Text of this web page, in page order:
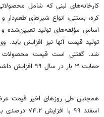
کارخانه‌های لبنی که شامل
کره، بستنی، انواع شیرهای طعم‌دار
اساس مؤلفه‌های تولید تعیین‌شده
تولید قیمت آنها نیز افزایش
شد. گفتنی است قیمت محصولات
حمایت ۳ بار در سال ۹۹ افزایش داشت.
همچنین طی روزهای اخیر قیمت